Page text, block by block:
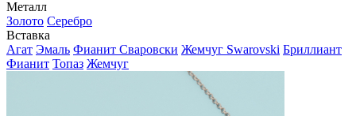
Металл
Золото Серебро
Вставка
Агат Эмаль Фианит Сваровски Жемчуг Swarovski Бриллиант
Фианит Топаз Жемчуг